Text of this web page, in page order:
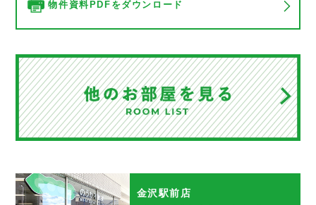
物件資料PDFをダウンロード
金沢駅前店